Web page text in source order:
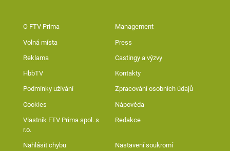
O FTV Prima Management
Volná místa Press
Reklama Castingy a výzvy
HbbTV Kontakty
Podmínky užívání Zpracování osobních údajů
Cookies Nápověda
Vlastník FTV Prima spol. s
r.o.
Redakce
Nahlásit chybu Nastavení soukromí